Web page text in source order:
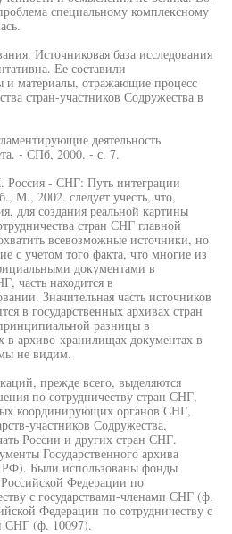
специальному комплексному
Источниковая база исследования
Ее составили
и материалы, отражающие процесс
стран-участников Содружества в
деятельность
- СПб, 2000. - с. 7.
- СНГ: Путь интеграции
M., 2002. следует учесть, что,
для создания реальной картины
стран СНГ главной
всевозможные источники, но
с учетом того факта, что многие из
документами в
часть находится в
Значительная часть источников
в государственных архивах стран
разницы в
архиво-хранилищах документах в
не видим.
прежде всего, выделяются
по сотрудничеству стран СНГ,
координирующих органов СНГ,
участников Содружества,
России и других стран СНГ.
Государственного архива
Были использованы фонды
Российской Федерации по
с государствами-членами СНГ (ф.
Федерации по сотрудничеству с
СНГ (ф. 10097).